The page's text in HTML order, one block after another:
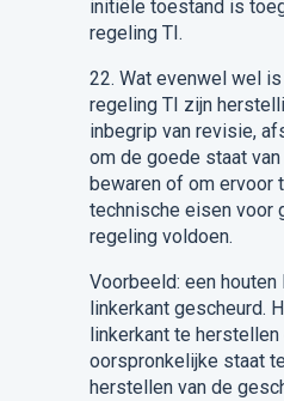
initiële toestand is
regeling TI.
22. Wat evenwel wel
regeling TI zijn
inbegrip van revisie,
om de goede staat
bewaren of om ervoor
technische eisen voor
regeling voldoen.
Voorbeeld: een
linkerkant gescheurd. H
linkerkant te
oorspronkelijke staat
herstellen van de